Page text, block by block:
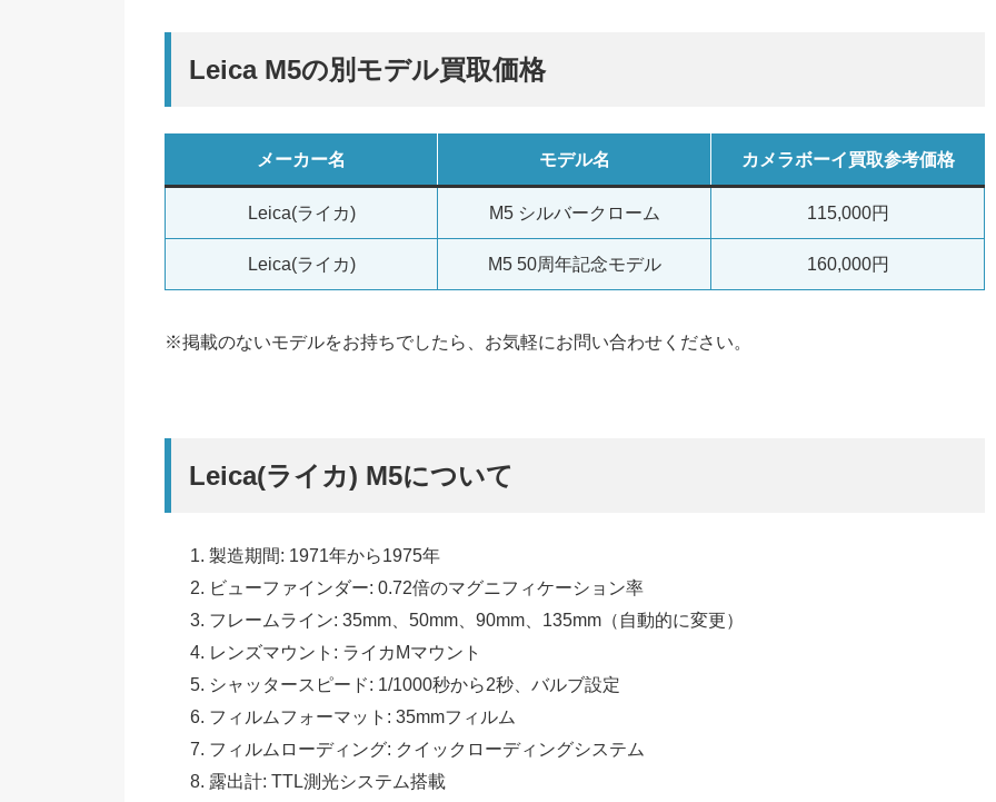
Leica M5の別モデル買取価格
メーカー名 モデル名 カメラボーイ買取参考価格
Leica(ライカ) M5 シルバークローム 115,000円
Leica(ライカ) M5 50周年記念モデル 160,000円
※掲載のないモデルをお持ちでしたら、お気軽にお問い合わせください。
Leica(ライカ) M5について
製造期間: 1971年から1975年
ビューファインダー: 0.72倍のマグニフィケーション率
フレームライン: 35mm、50mm、90mm、135mm（自動的に変更）
レンズマウント: ライカMマウント
シャッタースピード: 1/1000秒から2秒、バルブ設定
フィルムフォーマット: 35mmフィルム
フィルムローディング: クイックローディングシステム
露出計: TTL測光システム搭載